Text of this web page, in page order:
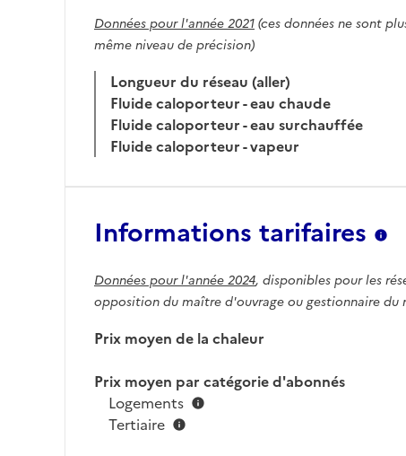
Données pour l'année 2021(ces données ne sont
même niveau de précision)
Longueur du réseau (aller)
Fluide caloporteur - eau chaude
Fluide caloporteur - eau surchauffée
Fluide caloporteur - vapeur
Informations tarifaires
Données pour l'année 2024, disponibles pour les
opposition du maître d'ouvrage ou gestionnaire du
Prix moyen de la chaleur
Prix moyen par catégorie d'abonnés
Logements
Tertiaire